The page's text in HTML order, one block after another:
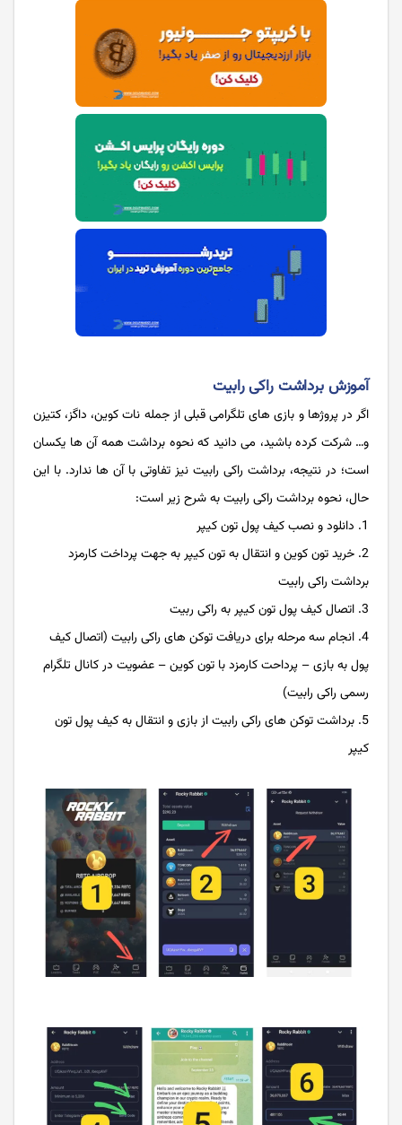
آموزش برداشت راکی رابیت
اگر در پروژها و بازی های تلگرامی قبلی از جمله نات کوین، داگز، کتیزن
و… شرکت کرده باشید، می دانید که نحوه برداشت همه آن ها یکسان
است؛ در نتیجه، برداشت راکی رابیت نیز تفاوتی با آن ها ندارد. با این
حال، نحوه برداشت راکی رابیت به شرح زیر است:
دانلود و نصب کیف پول تون کیپر
خرید تون کوین و انتقال به تون کیپر به جهت پرداخت کارمزد
برداشت راکی رابیت
اتصال کیف پول تون کیپر به راکی ربیت
انجام سه مرحله برای دریافت توکن های راکی رابیت (اتصال کیف
پول به بازی – پرداحت کارمزد با تون کوین – عضویت در کانال تلگرام
رسمی راکی رابیت)
برداشت توکن های راکی رابیت از بازی و انتقال به کیف پول تون
کیپر